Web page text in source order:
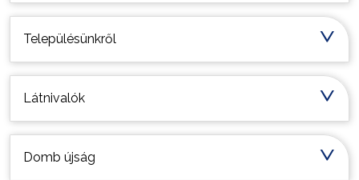
Településünkről
Látnivalók
Domb újság